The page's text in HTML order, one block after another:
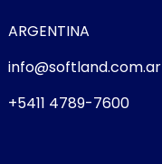
ARGENTINA
info@softland.com.ar
+5411 4789-7600